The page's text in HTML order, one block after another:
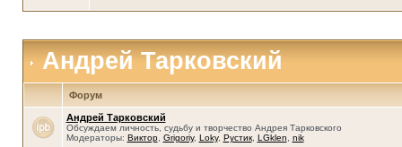
Андрей Тарковский
Форум
Андрей Тарковский
Обсуждаем личность, судьбу и творчество Андрея Тарковского
Модераторы: Виктор, Grigoriy, Loky, Рустик, LGklen nik